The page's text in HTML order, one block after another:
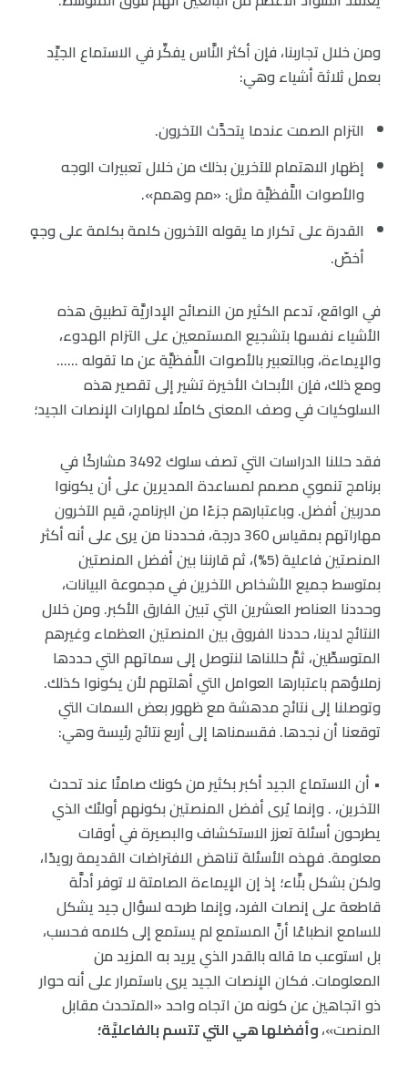
ومن خلال تجاربنا، فإن أكثر النَّاس يفكِّر في الاستماع الجيِّد
بعمل ثلاثة أشياء وهي:
التزام الصمت عندما يتحدَّث الآخرون.
إظهار الاهتمام للآخرين بذلك من خلال تعبيرات الوجه
والأصوات اللَّفظيَّة مثل: «مم وهمم».
القدرة على تكرار ما يقوله الآخرون كلمة بكلمة على وجهٍ
أخصّ.
في الواقع، تدعم الكثير من النصائح الإداريَّة تطبيق هذه
الأشياء نفسها بتشجيع المستمعين على التزام الهدوء،
والإيماءة، وبالتعبير بالأصوات اللَّفظيَّة عن ما تقوله ……
ومع ذلك، فإن الأبحاث الأخيرة تشير إلى تقصير هذه
السلوكيات في وصف المعنى كاملًا لمهارات الإنصات الجيد؛
فقد حللنا الدراسات التي تصف سلوك 3492 مشاركًا في
برنامج تنموي مصمم لمساعدة المديرين على أن يكونوا
مدربين أفضل. وباعتبارهم جزءًا من البرنامج، قيم الآخرون
مهاراتهم بمقياس 360 درجة، فحددنا من يرى على أنه أكثر
المنصتين فاعلية (5%)، ثم قارننا بين أفضل المنصتين
بمتوسط جميع الأشخاص الآخرين في مجموعة البيانات،
وحددنا العناصر العشرين التي تبين الفارق الأكبر. ومن خلال
النتائج لدينا، حددنا الفروق بين المنصتين العظماء وغيرهم
المتوسطِّين، ثمَّ حللناها لنتوصل إلى سماتهم التي حددها
زملاؤهم باعتبارها العوامل التي أهلتهم لأن يكونوا كذلك.
وتوصلنا إلى نتائج مدهشة مع ظهور بعض السمات التي
توقعنا أن نجدها. فقسمناها إلى أربع نتائج رئيسة وهي:
• أن الاستماع الجيد أكبر بكثير من كونك صامتًا عند تحدث
الآخرين، . وإنما يُرى أفضل المنصتين بكونهم أولئك الذي
يطرحون أسئلة تعزز الاستكشاف والبصيرة في أوقات
معلومة. فهذه الأسئلة تناهض الافتراضات القديمة رويدًا،
ولكن بشكل بنَّاء؛ إذ إن الإيماءة الصامتة لا توفر أدلَّة
قاطعة على إنصات الفرد، وإنما طرحه لسؤال جيد يشكل
للسامع انطباعًا أنَّ المستمع لم يستمع إلى كلامه فحسب،
بل استوعب ما قاله بالقدر الذي يريد به المزيد من
المعلومات. فكان الإنصات الجيد يرى باستمرار على أنه حوار
ذو اتجاهين عن كونه من اتجاه واحد «المتحدث مقابل
المنصت»،وأفضلها هي التي تتسم بالفاعليَّة؛